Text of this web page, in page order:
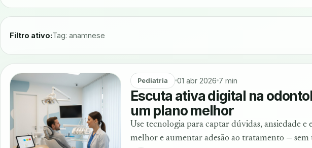
Filtro ativo:Tag: anamnese
Pediatria 01 abr 2026 7 min
Escuta ativa digital na
um plano melhor
Use tecnologia para captar dúvidas, ansiedade
melhor e aumentar adesão ao tratamento —